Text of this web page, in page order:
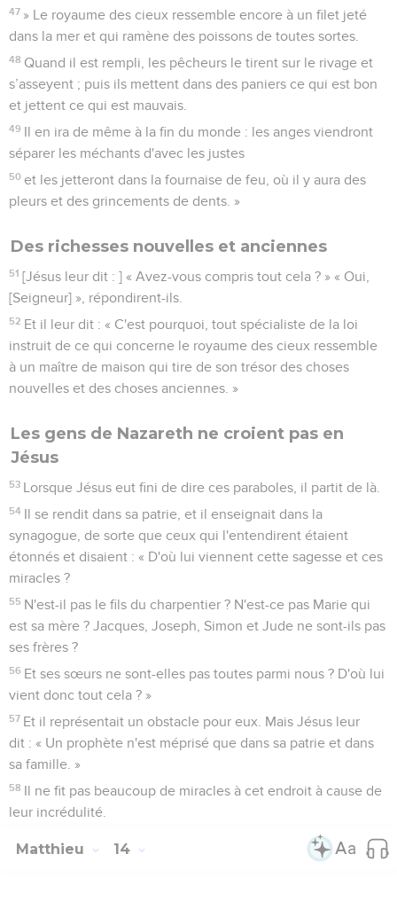
47 » Le royaume des cieux ressemble encore à un filet jeté
dans la mer et qui ramène des poissons de toutes sortes.
48 Quand il est rempli, les pêcheurs le tirent sur le rivage et
s’asseyent ; puis ils mettent dans des paniers ce qui est bon
et jettent ce qui est mauvais.
49 Il en ira de même à la fin du monde : les anges viendront
séparer les méchants d'avec les justes
50 et les jetteront dans la fournaise de feu, où il y aura des
pleurs et des grincements de dents. »
Des richesses nouvelles et anciennes
51 [Jésus leur dit : ] « Avez-vous compris tout cela ? » « Oui,
[Seigneur] », répondirent-ils.
52 Et il leur dit : « C'est pourquoi, tout spécialiste de la loi
instruit de ce qui concerne le royaume des cieux ressemble
à un maître de maison qui tire de son trésor des choses
nouvelles et des choses anciennes. »
Les gens de Nazareth ne croient pas en
Jésus
53 Lorsque Jésus eut fini de dire ces paraboles, il partit de là.
54 Il se rendit dans sa patrie, et il enseignait dans la
synagogue, de sorte que ceux qui l'entendirent étaient
étonnés et disaient : « D'où lui viennent cette sagesse et ces
miracles ?
55 N'est-il pas le fils du charpentier ? N'est-ce pas Marie qui
est sa mère ? Jacques, Joseph, Simon et Jude ne sont-ils pas
ses frères ?
56 Et ses sœurs ne sont-elles pas toutes parmi nous ? D'où lui
vient donc tout cela ? »
57 Et il représentait un obstacle pour eux. Mais Jésus leur
dit : « Un prophète n'est méprisé que dans sa patrie et dans
sa famille. »
58 Il ne fit pas beaucoup de miracles à cet endroit à cause de
leur incrédulité.
Matthieu 14